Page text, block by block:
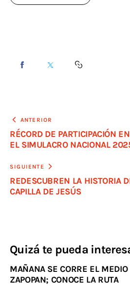
ANTERIOR
RÉCORD DE PARTICIPACIÓN
EL SIMULACRO NACIONAL
SIGUIENTE
REDESCUBREN LA HISTORIA
CAPILLA DE JESÚS
Quizá te pueda
MAÑANA SE CORRE EL
ZAPOPAN; CONOCE LA RUTA